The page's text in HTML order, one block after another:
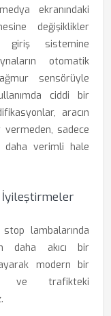
ekranındaki
değişiklikler
giriş sistemine
otomatik
sensörüyle
ciddi bir
aracın
sadece
daha verimli hale
İyileştirmeler
lambalarında
daha akıcı bir
modern bir
ve trafikteki